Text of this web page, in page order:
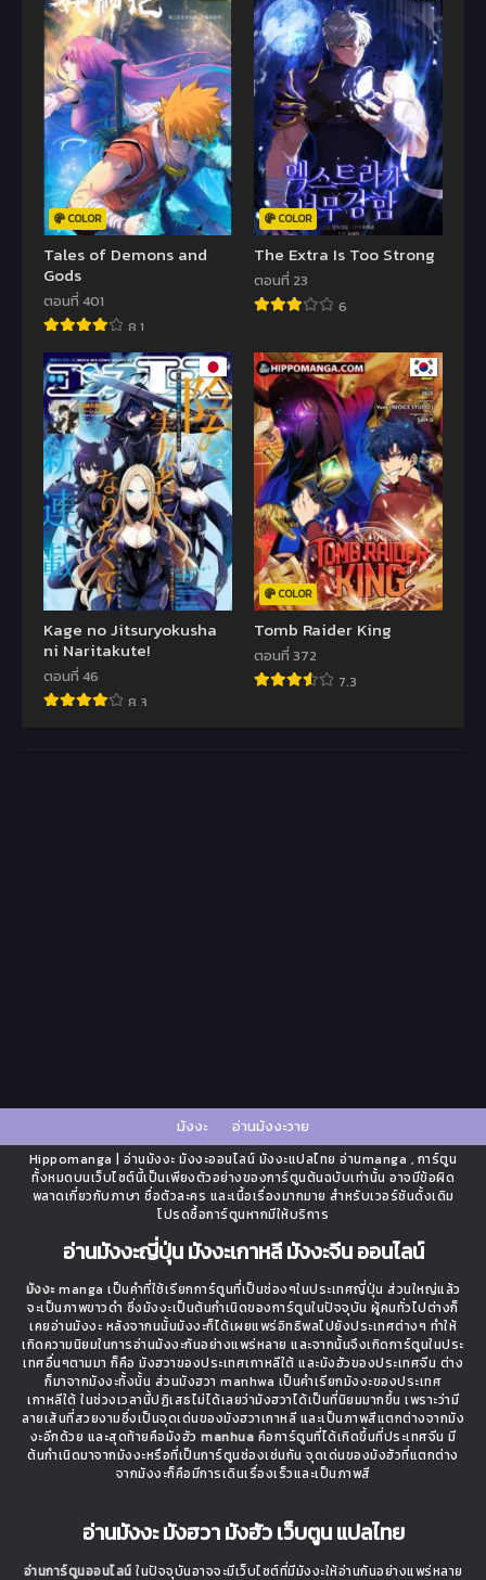
COLOR
Tales of Demons and
Gods
ตอนที่ 401
8.1
COLOR
The Extra Is Too Strong
ตอนที่ 23
6
Kage no Jitsuryokusha
ni Naritakute!
ตอนที่ 46
8.3
COLOR
Tomb Raider King
ตอนที่ 372
7.3
มังงะ อ่านมังงะวาย
Hippomanga | อ่านมังงะ มังงะออนไลน์ มังงะแปลไทย อ่านmanga , การ์ตูน
ทั้งหมดบนเว็บไซต์นี้เป็นเพียงตัวอย่างของการ์ตูนต้นฉบับเท่านั้น อาจมีข้อผิด
พลาดเกี่ยวกับภาษา ชื่อตัวละคร และเนื้อเรื่องมากมาย สำหรับเวอร์ชันดั้งเดิม
โปรดซื้อการ์ตูนหากมีให้บริการ
อ่านมังงะญี่ปุ่น มังงะเกาหลี มังงะจีน ออนไลน์
มังงะmanga เป็นคำที่ใช้เรียกการ์ตูนที่เป็นช่องๆในประเทศญี่ปุ่น ส่วนใหญ่แล้ว
จะเป็นภาพขาวดำ ซึ่งมังงะเป็นต้นกำเนิดของการ์ตูนในปัจจุบัน ผู้คนทั่วไปต่างก็
เคยอ่านมังงะ หลังจากนนั้นมังงะก็ได้เผยแพร่อิทธิพลไปยังประเทศต่างๆ ทำให้
เกิดความนิยมในการอ่านมังงะกันอย่างแพร่หลาย และจากนั้นจึงเกิดการ์ตูนในประ
เทศอื่นๆตามมา ก็คือ มังฮวาของประเทศเกาหลีใต้ และมังฮัวของประเทศจีน ต่าง
ก็มาจากมังงะทั้งนั้น ส่วนมังฮวา manhwa เป็นคำเรียกมังงะของประเทศ
เกาหลีใต้ ในช่วงเวลานี้ปฏิเสธไม่ได้เลยว่ามังฮวาได้เป็นที่นิยมมากขึ้น เพราะว่ามี
ลายเส้นที่สวยงามซึ่งเป็นจุดเด่นของมังฮวาเกาหลี และเป็นภาพสีแตกต่างจากมัง
งะอีกด้วย และสุดท้ายคือมังฮัว manhua คือการ์ตูนที่ได้เกิดขึ้นที่ประเทศจีน มี
ต้นกำเนิดมาจากมังงะหรือที่เป็นการ์ตูนช่องเช่นกัน จุดเด่นของมังฮัวที่แตกต่าง
จากมังงะก็คือมีการเดินเรื่องเร็วและเป็นภาพสี
อ่านมังงะ มังฮวา มังฮัว เว็บตูน แปลไทย
อ่านการ์ตูนออนไลน์ ในปัจจุบันอาจจะมีเว็บไซต์ที่มีมังงะให้อ่านกันอย่างแพร่หลาย